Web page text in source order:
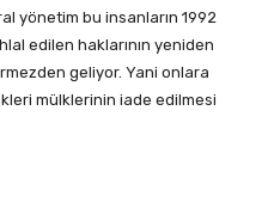
yönetim bu insanların 1992
edilen haklarının yeniden
geliyor. Yani onlara
mülklerinin iade edilmesi